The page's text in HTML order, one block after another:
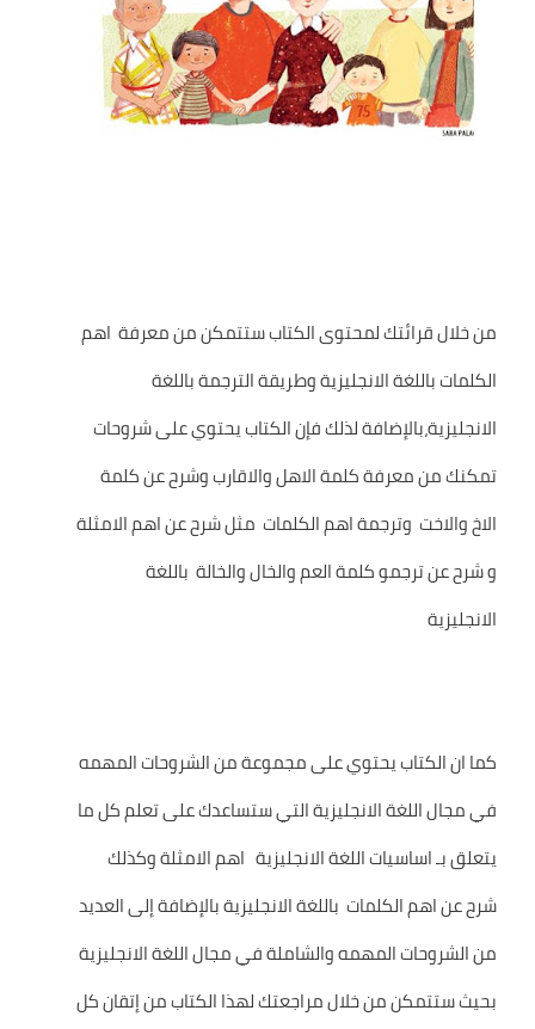
من خلال قرائتك لمحتوى الكتاب ستتمكن من معرفة اهم
الكلمات باللغة الانجليزية وطريقة الترجمة باللغة
الانجليزية،بالإضافة لذلك فإن الكتاب يحتوي على شروحات
تمكنك من معرفة كلمة الاهل والاقارب وشرح عن كلمة
الاخ والاخت وترجمة اهم الكلمات مثل شرح عن اهم الامثلة
و شرح عن ترجمو كلمة العم والخال والخالة باللغة
الانجليزية
كما ان الكتاب يحتوي على مجموعة من الشروحات المهمه
في مجال اللغة الانجليزية التي ستساعدك على تعلم كل ما
يتعلق بـ اساسيات اللغة الانجليزية اهم الامثلة وكذلك
شرح عن اهم الكلمات باللغة الانجليزية بالإضافة إلى العديد
من الشروحات المهمه والشاملة في مجال اللغة الانجليزية
بحيث ستتمكن من خلال مراجعتك لهذا الكتاب من إتقان كل